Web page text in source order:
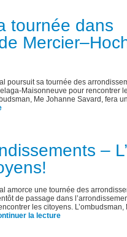
tournée dans
poursuit sa tournée des
Maisonneuve pour rencontrer
Me Johanne Savard, fera
–
amorce une tournée des
de passage dans
les citoyens.
la lecture